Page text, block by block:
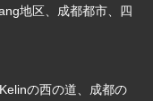
地区、成都都市、四
の西の道、成都の